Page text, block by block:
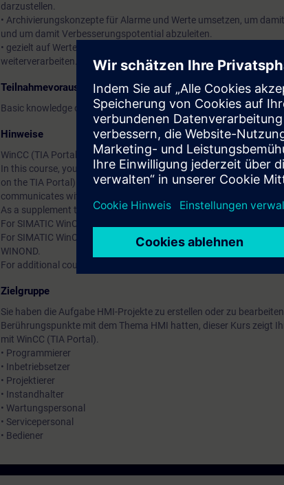
darzustellen.
• Archivierungskonzepte für Alarme und Werte umsetzen, um
und um damit Verbesserungspotential abzuleiten.
• gezielt auf Werte aus der SIMATIC S7 zugreifen und diese im
weiterverarbeiten.
Teilnahmevoraussetzung
Basic knowledge of automation technology
Hinweise
WinCC (TIA Portal) is divided generally into the machine-level area
In this course, you will work with the SIMATIC WinCC Comfort and
on the TIA Portal). In the course, you will work with a Comfort
communicates with a SIMATIC S7-1500.
As a supplement to this course, we offer the WinCC (TIA Portal)
For SIMATIC WinCC Professional (SCADA system software based
For SIMATIC WinCC V7.x (SCADA system), we offer the system
WINOND.
For additional courses on SIMATIC WinCC V7.x, visit our Learning
Zielgruppe
Sie haben die Aufgabe HMI-Projekte zu erstellen oder zu
Berührungspunkte mit dem Thema HMI hatten, dieser Kurs zeigt
mit WinCC (TIA Portal).
• Programmierer
• Inbetriebsetzer
• Projektierer
• Instandhalter
• Wartungspersonal
• Servicepersonal
• Bediener